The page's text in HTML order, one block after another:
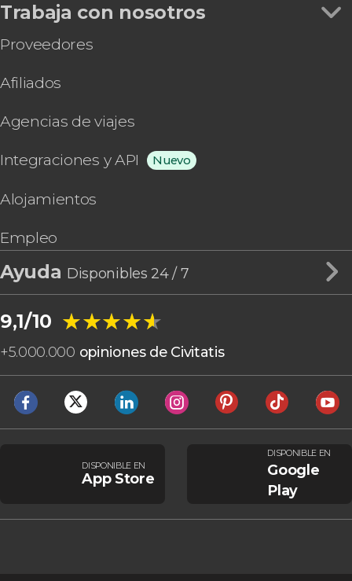
Trabaja con nosotros
Proveedores
Afiliados
Agencias de viajes
Integraciones y API Nuevo
Alojamientos
Empleo
Ayuda Disponibles 24 / 7
9,1/10 ★★★★★
★★★★★
+5.000.000 opiniones de Civitatis
DISPONIBLE EN
App Store
DISPONIBLE EN
Google
Play